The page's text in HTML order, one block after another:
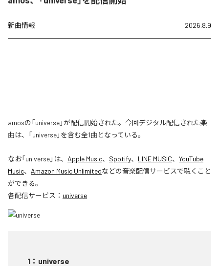
新曲情報 2026.8.9
amosの「universe」が配信開始された。今回デジタル配信された楽
曲は、「universe」を含む全1曲となっている。
なお「universe」は、 Apple Music、 Spotify、 LINE MUSIC、 YouTube
Music、 Amazon Music Unlimitedなどの音楽配信サービスで聴くこと
ができる。
各配信サービス： universe
1 ： universe